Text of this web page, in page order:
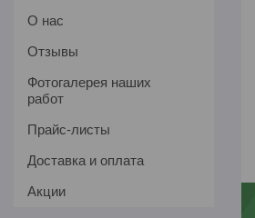
О нас
Отзывы
Фотогалерея наших
работ
Прайс-листы
Доставка и оплата
Акции